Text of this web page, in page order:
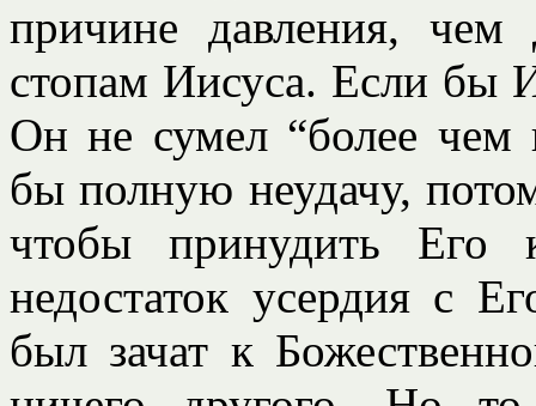
причине давления, чем
стопам Иисуса. Если бы
Он не сумел “более
бы полную неудачу,
чтобы принудить Его
недостаток усердия с
был зачат к